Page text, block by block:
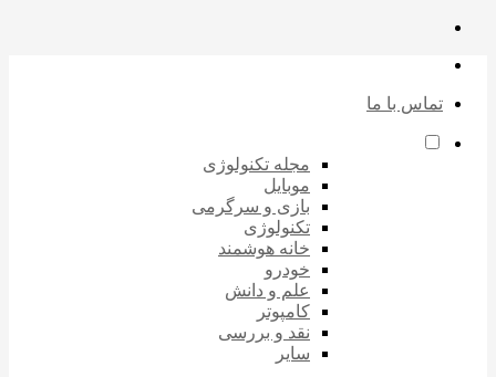
تماس با ما
مجله تکنولوژی
موبایل
بازی و سرگرمی
تکنولوژی
خانه هوشمند
خودرو
علم و دانش
کامپوتر
نقد و بررسی
سایر